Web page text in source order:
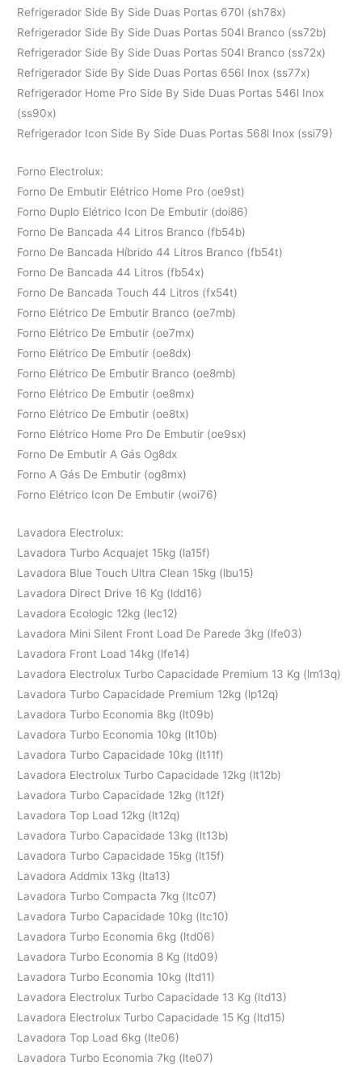
Refrigerador Side By Side Duas Portas 670l (sh78x)
Refrigerador Side By Side Duas Portas 504l Branco (ss72b)
Refrigerador Side By Side Duas Portas 504l Branco (ss72x)
Refrigerador Side By Side Duas Portas 656l Inox (ss77x)
Refrigerador Home Pro Side By Side Duas Portas 546l Inox
(ss90x)
Refrigerador Icon Side By Side Duas Portas 568l Inox (ssi79)
Forno Electrolux:
Forno De Embutir Elétrico Home Pro (oe9st)
Forno Duplo Elétrico Icon De Embutir (doi86)
Forno De Bancada 44 Litros Branco (fb54b)
Forno De Bancada Híbrido 44 Litros Branco (fb54t)
Forno De Bancada 44 Litros (fb54x)
Forno De Bancada Touch 44 Litros (fx54t)
Forno Elétrico De Embutir Branco (oe7mb)
Forno Elétrico De Embutir (oe7mx)
Forno Elétrico De Embutir (oe8dx)
Forno Elétrico De Embutir Branco (oe8mb)
Forno Elétrico De Embutir (oe8mx)
Forno Elétrico De Embutir (oe8tx)
Forno Elétrico Home Pro De Embutir (oe9sx)
Forno De Embutir A Gás Og8dx
Forno A Gás De Embutir (og8mx)
Forno Elétrico Icon De Embutir (woi76)
Lavadora Electrolux:
Lavadora Turbo Acquajet 15kg (la15f)
Lavadora Blue Touch Ultra Clean 15kg (lbu15)
Lavadora Direct Drive 16 Kg (ldd16)
Lavadora Ecologic 12kg (lec12)
Lavadora Mini Silent Front Load De Parede 3kg (lfe03)
Lavadora Front Load 14kg (lfe14)
Lavadora Electrolux Turbo Capacidade Premium 13 Kg (lm13q)
Lavadora Turbo Capacidade Premium 12kg (lp12q)
Lavadora Turbo Economia 8kg (lt09b)
Lavadora Turbo Economia 10kg (lt10b)
Lavadora Turbo Capacidade 10kg (lt11f)
Lavadora Electrolux Turbo Capacidade 12kg (lt12b)
Lavadora Turbo Capacidade 12kg (lt12f)
Lavadora Top Load 12kg (lt12q)
Lavadora Turbo Capacidade 13kg (lt13b)
Lavadora Turbo Capacidade 15kg (lt15f)
Lavadora Addmix 13kg (lta13)
Lavadora Turbo Compacta 7kg (ltc07)
Lavadora Turbo Capacidade 10kg (ltc10)
Lavadora Turbo Economia 6kg (ltd06)
Lavadora Turbo Economia 8 Kg (ltd09)
Lavadora Turbo Economia 10kg (ltd11)
Lavadora Electrolux Turbo Capacidade 13 Kg (ltd13)
Lavadora Electrolux Turbo Capacidade 15 Kg (ltd15)
Lavadora Top Load 6kg (lte06)
Lavadora Turbo Economia 7kg (lte07)